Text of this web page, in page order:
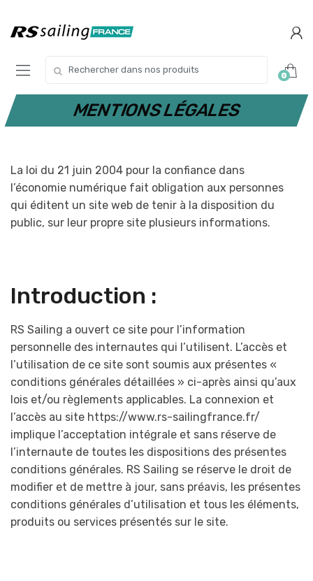
for:
0
MENTIONS LÉGALES
La loi du 21 juin 2004 pour la confiance dans
l’économie numérique fait obligation aux personnes
qui éditent un site web de tenir à la disposition du
public, sur leur propre site plusieurs informations.
Introduction :
RS Sailing a ouvert ce site pour l’information
personnelle des internautes qui l’utilisent. L’accès et
l’utilisation de ce site sont soumis aux présentes «
conditions générales détaillées » ci-après ainsi qu’aux
lois et/ou règlements applicables. La connexion et
l’accès au site https://www.rs-sailingfrance.fr/
implique l’acceptation intégrale et sans réserve de
l’internaute de toutes les dispositions des présentes
conditions générales. RS Sailing se réserve le droit de
modifier et de mettre à jour, sans préavis, les présentes
conditions générales d’utilisation et tous les éléments,
produits ou services présentés sur le site.